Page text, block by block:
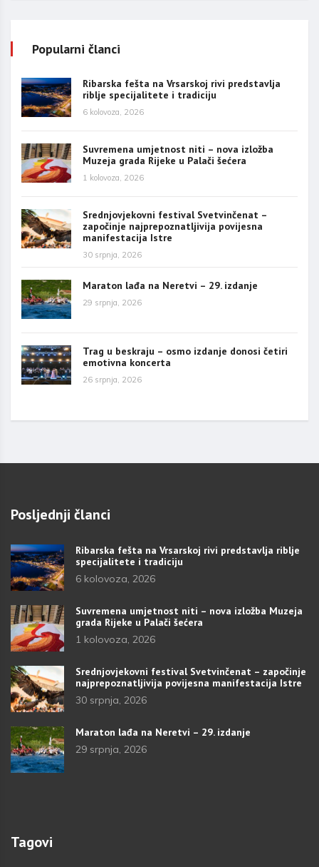
Popularni članci
Ribarska fešta na Vrsarskoj rivi predstavlja
riblje specijalitete i tradiciju
6 kolovoza, 2026
Suvremena umjetnost niti – nova izložba
Muzeja grada Rijeke u Palači šećera
1 kolovoza, 2026
Srednjovjekovni festival Svetvinčenat –
započinje najprepoznatljivija povijesna
manifestacija Istre
30 srpnja, 2026
Maraton lađa na Neretvi – 29. izdanje
29 srpnja, 2026
Trag u beskraju – osmo izdanje donosi četiri
emotivna koncerta
26 srpnja, 2026
Posljednji članci
Ribarska fešta na Vrsarskoj rivi predstavlja riblje
specijalitete i tradiciju
6 kolovoza, 2026
Suvremena umjetnost niti – nova izložba Muzeja
grada Rijeke u Palači šećera
1 kolovoza, 2026
Srednjovjekovni festival Svetvinčenat – započinje
najprepoznatljivija povijesna manifestacija Istre
30 srpnja, 2026
Maraton lađa na Neretvi – 29. izdanje
29 srpnja, 2026
Tagovi